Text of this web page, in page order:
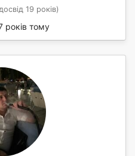
19 років)
років тому